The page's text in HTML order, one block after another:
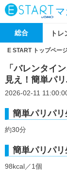
総合 トレ
E START トップペー
「バレンタイ
見え！簡単パ
2026-02-11
簡単パリパ
約30分
簡単パリパ
98kcal／1個